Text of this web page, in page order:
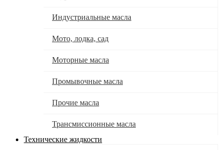
Индустриальные масла
Мото, лодка, сад
Моторные масла
Промывочные масла
Прочие масла
Трансмиссионные масла
Технические жидкости